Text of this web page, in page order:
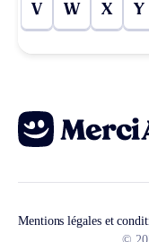
V W X Y
Mentions légales et